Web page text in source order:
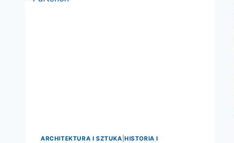
ARCHITEKTURA I SZTUKA |HISTORIA I